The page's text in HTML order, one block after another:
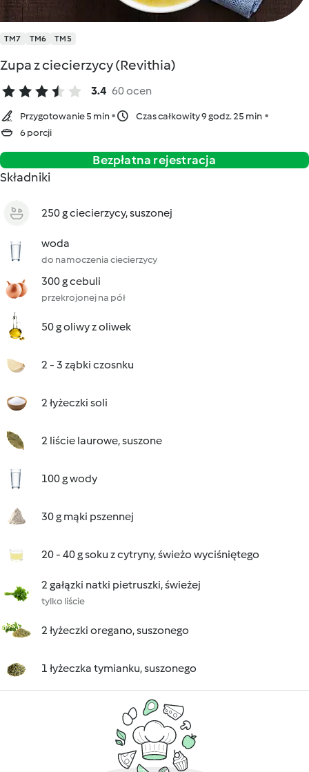
TM7 TM6 TM5
Zupa z ciecierzycy (Revithia)
3.4 60 ocen
Przygotowanie 5 min
Czas całkowity 9 godz. 25 min
6 porcji
Bezpłatna rejestracja
Składniki
250 g ciecierzycy, suszonej
woda
do namoczenia ciecierzycy
300 g cebuli
przekrojonej na pół
50 g oliwy z oliwek
2 - 3 ząbki czosnku
2 łyżeczki soli
2 liście laurowe, suszone
100 g wody
30 g mąki pszennej
20 - 40 g soku z cytryny, świeżo wyciśniętego
2 gałązki natki pietruszki, świeżej
tylko liście
2 łyżeczki oregano, suszonego
1 łyżeczka tymianku, suszonego